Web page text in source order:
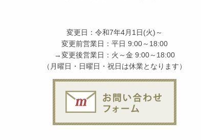
変更日：令和7年4月1日(火)～
変更前営業日：平日 9:00～18:00
→変更後営業日：火～金 9:00～18:00
（月曜日・日曜日・祝日は休業となります）